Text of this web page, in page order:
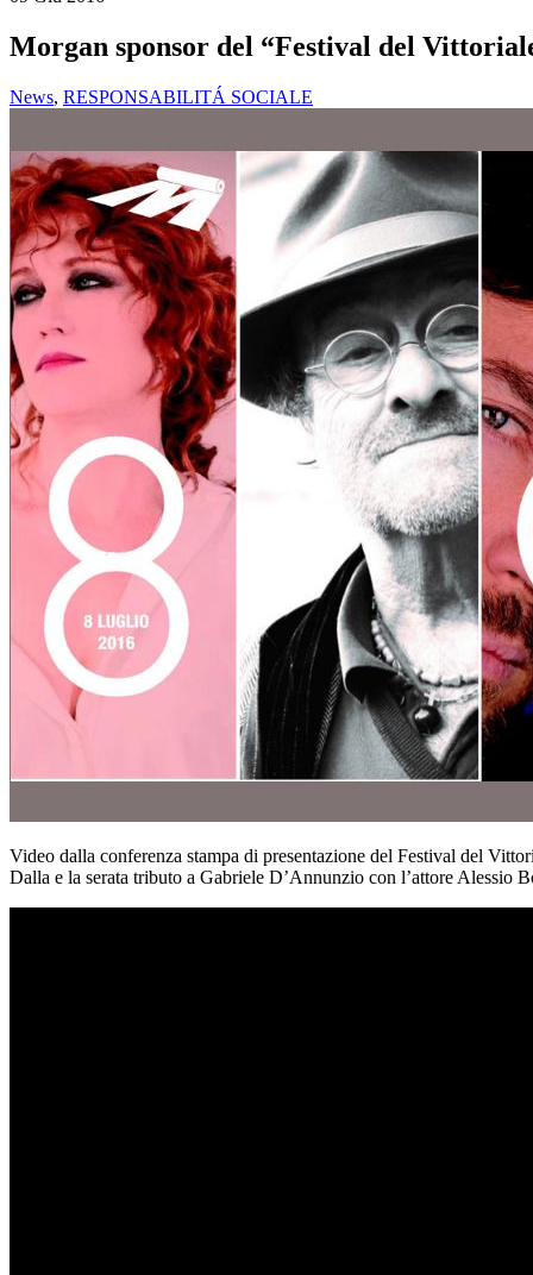
Morgan sponsor del “Festival del
News, RESPONSABILITÁ SOCIALE
Video dalla conferenza stampa di presentazione del Festival del
Dalla e la serata tributo a Gabriele D’Annunzio con l’attore Alessio